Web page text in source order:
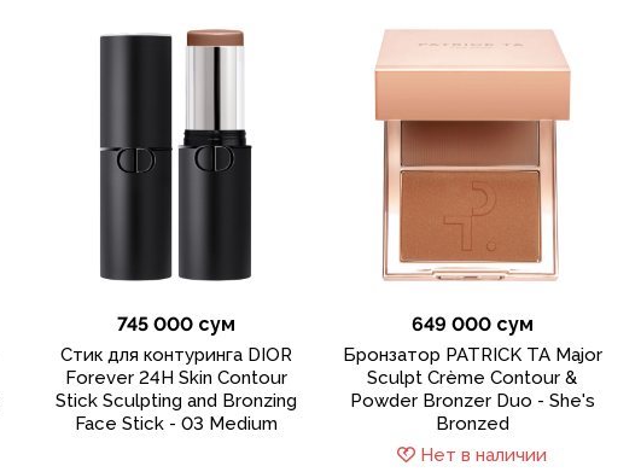
745 000 сум
Стик для контуринга DIOR
Forever 24H Skin Contour
Stick Sculpting and Bronzing
Face Stick - 03 Medium
649 000 сум
Бронзатор PATRICK TA Major
Sculpt Crème Contour &
Powder Bronzer Duo - She's
Bronzed
Нет в наличии